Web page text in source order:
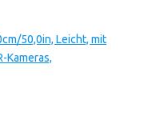
50,0in, Leicht, mit
Kameras,